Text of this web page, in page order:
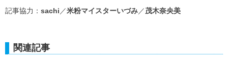
記事協力： sachi／米粉マイスターいづみ／茂木奈央美
関連記事